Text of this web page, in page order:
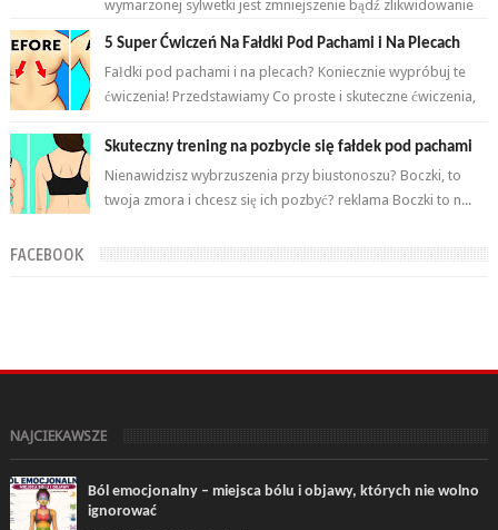
wymarzonej sylwetki jest zmniejszenie bądź zlikwidowanie
tkanki tłuszczowej w okoli...
5 Super Ćwiczeń Na Fałdki Pod Pachami i Na Plecach
Fałdki pod pachami i na plecach? Koniecznie wypróbuj te
ćwiczenia! Przedstawiamy Co proste i skuteczne ćwiczenia,
Skuteczny trening na pozbycie się fałdek pod pachami
Nienawidzisz wybrzuszenia przy biustonoszu? Boczki, to
twoja zmora i chcesz się ich pozbyć? reklama Boczki to n...
FACEBOOK
NAJCIEKAWSZE
Ból emocjonalny – miejsca bólu i objawy, których nie wolno
ignorować